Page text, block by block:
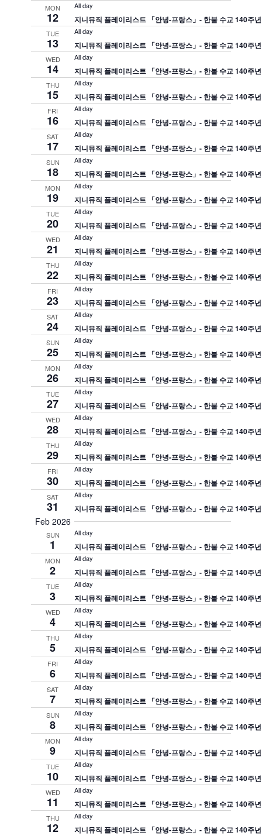
MON
12
All day
지니뮤직 플레이리스트 「안녕-프랑스」- 한불 수교 140주
TUE
13
All day
지니뮤직 플레이리스트 「안녕-프랑스」- 한불 수교 140주
WED
14
All day
지니뮤직 플레이리스트 「안녕-프랑스」- 한불 수교 140주
THU
15
All day
지니뮤직 플레이리스트 「안녕-프랑스」- 한불 수교 140주
FRI
16
All day
지니뮤직 플레이리스트 「안녕-프랑스」- 한불 수교 140주
SAT
17
All day
지니뮤직 플레이리스트 「안녕-프랑스」- 한불 수교 140주
SUN
18
All day
지니뮤직 플레이리스트 「안녕-프랑스」- 한불 수교 140주
MON
19
All day
지니뮤직 플레이리스트 「안녕-프랑스」- 한불 수교 140주
TUE
20
All day
지니뮤직 플레이리스트 「안녕-프랑스」- 한불 수교 140주
WED
21
All day
지니뮤직 플레이리스트 「안녕-프랑스」- 한불 수교 140주
THU
22
All day
지니뮤직 플레이리스트 「안녕-프랑스」- 한불 수교 140주
FRI
23
All day
지니뮤직 플레이리스트 「안녕-프랑스」- 한불 수교 140주
SAT
24
All day
지니뮤직 플레이리스트 「안녕-프랑스」- 한불 수교 140주
SUN
25
All day
지니뮤직 플레이리스트 「안녕-프랑스」- 한불 수교 140주
MON
26
All day
지니뮤직 플레이리스트 「안녕-프랑스」- 한불 수교 140주
TUE
27
All day
지니뮤직 플레이리스트 「안녕-프랑스」- 한불 수교 140주
WED
28
All day
지니뮤직 플레이리스트 「안녕-프랑스」- 한불 수교 140주
THU
29
All day
지니뮤직 플레이리스트 「안녕-프랑스」- 한불 수교 140주
FRI
30
All day
지니뮤직 플레이리스트 「안녕-프랑스」- 한불 수교 140주
SAT
31
All day
지니뮤직 플레이리스트 「안녕-프랑스」- 한불 수교 140주
Feb 2026
SUN
1
All day
지니뮤직 플레이리스트 「안녕-프랑스」- 한불 수교 140주
MON
2
All day
지니뮤직 플레이리스트 「안녕-프랑스」- 한불 수교 140주
TUE
3
All day
지니뮤직 플레이리스트 「안녕-프랑스」- 한불 수교 140주
WED
4
All day
지니뮤직 플레이리스트 「안녕-프랑스」- 한불 수교 140주
THU
5
All day
지니뮤직 플레이리스트 「안녕-프랑스」- 한불 수교 140주
FRI
6
All day
지니뮤직 플레이리스트 「안녕-프랑스」- 한불 수교 140주
SAT
7
All day
지니뮤직 플레이리스트 「안녕-프랑스」- 한불 수교 140주
SUN
8
All day
지니뮤직 플레이리스트 「안녕-프랑스」- 한불 수교 140주
MON
9
All day
지니뮤직 플레이리스트 「안녕-프랑스」- 한불 수교 140주
TUE
10
All day
지니뮤직 플레이리스트 「안녕-프랑스」- 한불 수교 140주
WED
11
All day
지니뮤직 플레이리스트 「안녕-프랑스」- 한불 수교 140주
THU
12
All day
지니뮤직 플레이리스트 「안녕-프랑스」- 한불 수교 140주